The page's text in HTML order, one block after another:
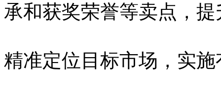
承和获奖荣誉等卖点，
精准定位目标市场，实